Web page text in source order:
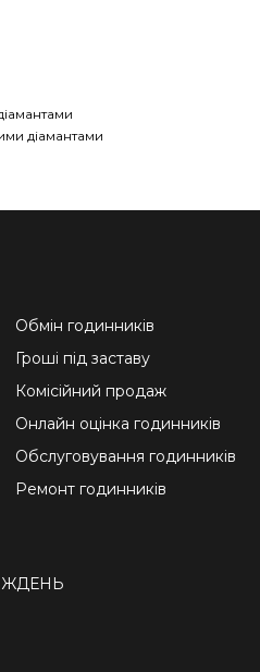
діамантами
Обмін годинників
Гроші під заставу
Комісійний продаж
Онлайн оцінка годинників
Обслуговування годинників
Ремонт годинників